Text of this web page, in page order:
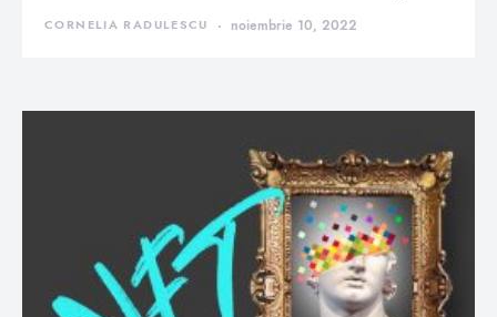
CORNELIA RADULESCU noiembrie 10, 2022